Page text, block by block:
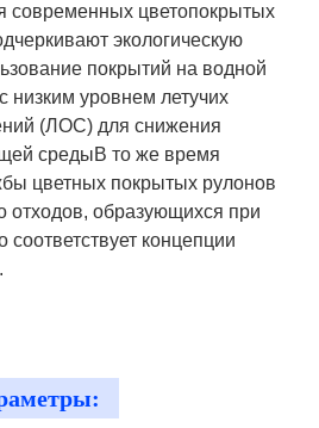
современных цветопокрытых
экологическую
покрытий на водной
низким уровнем летучих
(ЛОС) для снижения
средыВ то же время
цветных покрытых рулонов
отходов, образующихся при
концепции